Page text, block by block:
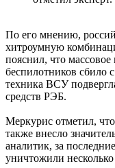
По его мнению,
хитроумную
пояснил, что
беспилотников сбило
техника ВСУ
средств РЭБ.
Меркурис отметил,
также внесло
аналитик, за
уничтожили